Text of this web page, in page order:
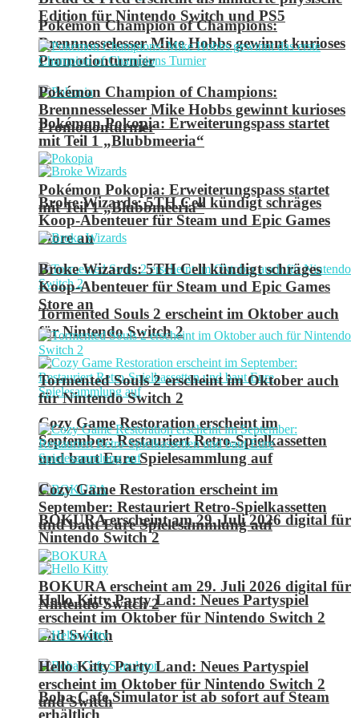
Pokémon Champion of Champions:
Brennnesselesser Mike Hobbs gewinnt kurioses
Promotionturnier
Pokémon Pokopia: Erweiterungspass startet
mit Teil 1 „Blubbmeeria“
Broke Wizards: 5TH Cell kündigt schräges
Koop-Abenteuer für Steam und Epic Games
Store an
Tormented Souls 2 erscheint im Oktober auch
für Nintendo Switch 2
Cozy Game Restoration erscheint im
September: Restauriert Retro-Spielkassetten
und baut Eure Spielesammlung auf
BOKURA erscheint am 29. Juli 2026 digital für
Nintendo Switch 2
Hello Kitty Party Land: Neues Partyspiel
erscheint im Oktober für Nintendo Switch 2
und Switch
Boba Cafe Simulator ist ab sofort auf Steam
erhältlich
Edition für Nintendo Switch und PS5
Pokémon Champion of Champions:
Brennnesselesser Mike Hobbs gewinnt kurioses
Promotionturnier
Pokémon Pokopia: Erweiterungspass startet
mit Teil 1 „Blubbmeeria“
Broke Wizards: 5TH Cell kündigt schräges
Koop-Abenteuer für Steam und Epic Games
Store an
Tormented Souls 2 erscheint im Oktober auch
für Nintendo Switch 2
Cozy Game Restoration erscheint im
September: Restauriert Retro-Spielkassetten
und baut Eure Spielesammlung auf
BOKURA erscheint am 29. Juli 2026 digital für
Nintendo Switch 2
Hello Kitty Party Land: Neues Partyspiel
erscheint im Oktober für Nintendo Switch 2
und Switch